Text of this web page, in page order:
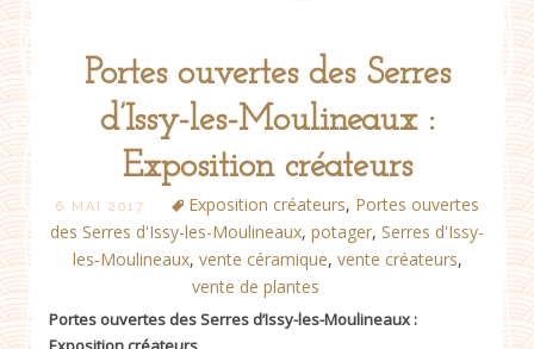
Portes ouvertes des Serres
d’Issy-les-Moulineaux :
Exposition créateurs
6 MAI 2017 Exposition créateurs, Portes ouvertes
des Serres d'Issy-les-Moulineaux, potager, Serres d'Issy-
les-Moulineaux, vente céramique, vente créateurs,
vente de plantes
Portes ouvertes des Serres d’Issy-les-Moulineaux :